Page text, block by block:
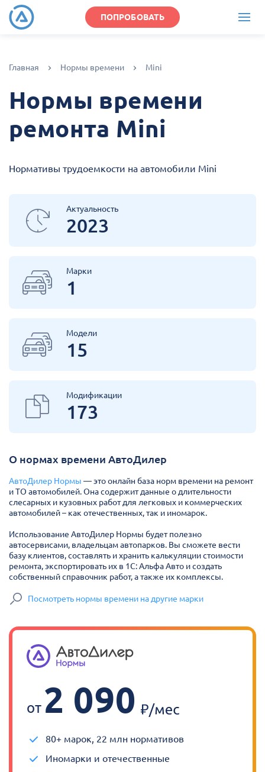
ПОПРОБОВАТЬ
Главная Нормы времени Mini
Нормы времени
ремонта Mini
Нормативы трудоемкости на автомобили Mini
Актуальность
2023
Марки
1
Модели
15
Модификации
173
О нормах времени АвтоДилер
АвтоДилер Нормы — это онлайн база норм времени на ремонт
и ТО автомобилей. Она содержит данные о длительности
слесарных и кузовных работ для легковых и коммерческих
автомобилей – как отечественных, так и иномарок.
Использование АвтоДилер Нормы будет полезно
автосервисами, владельцам автопарков. Вы сможете вести
базу клиентов, составлять и хранить калькуляции стоимости
ремонта, экспортировать их в 1С: Альфа Авто и создать
собственный справочник работ, а также их комплексы.
Посмотреть нормы времени на другие марки
от 2 090
80+ марок, 22 млн нормативов
Иномарки и отечественные